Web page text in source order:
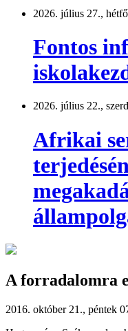
2026. július 27.,
Fontos
2026. július 22.,
Afrikai
A forradalomra
2016. október 21., péntek